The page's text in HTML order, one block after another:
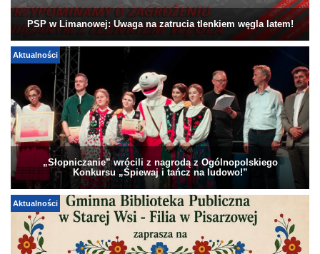
PSP w Limanowej: Uwaga na zatrucia tlenkiem węgla latem!
Aktualności
„Słopniczanie” wrócili z nagrodą z Ogólnopolskiego
Konkursu „Śpiewaj i tańcz na ludowo!”
Aktualności